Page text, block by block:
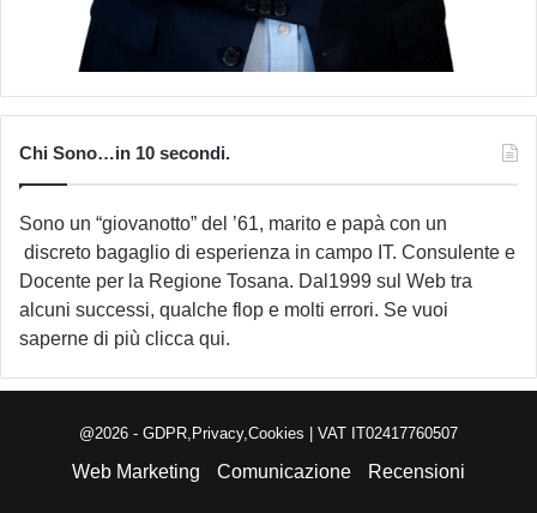
Chi Sono…in 10 secondi.
Sono un “giovanotto” del ’61, marito e papà con un
discreto bagaglio di esperienza in campo IT. Consulente e
Docente per la Regione Tosana. Dal1999 sul Web tra
alcuni successi, qualche flop e molti errori. Se vuoi
saperne di più clicca qui.
@2026 - GDPR,Privacy,Cookies | VAT IT02417760507
Web Marketing Comunicazione Recensioni